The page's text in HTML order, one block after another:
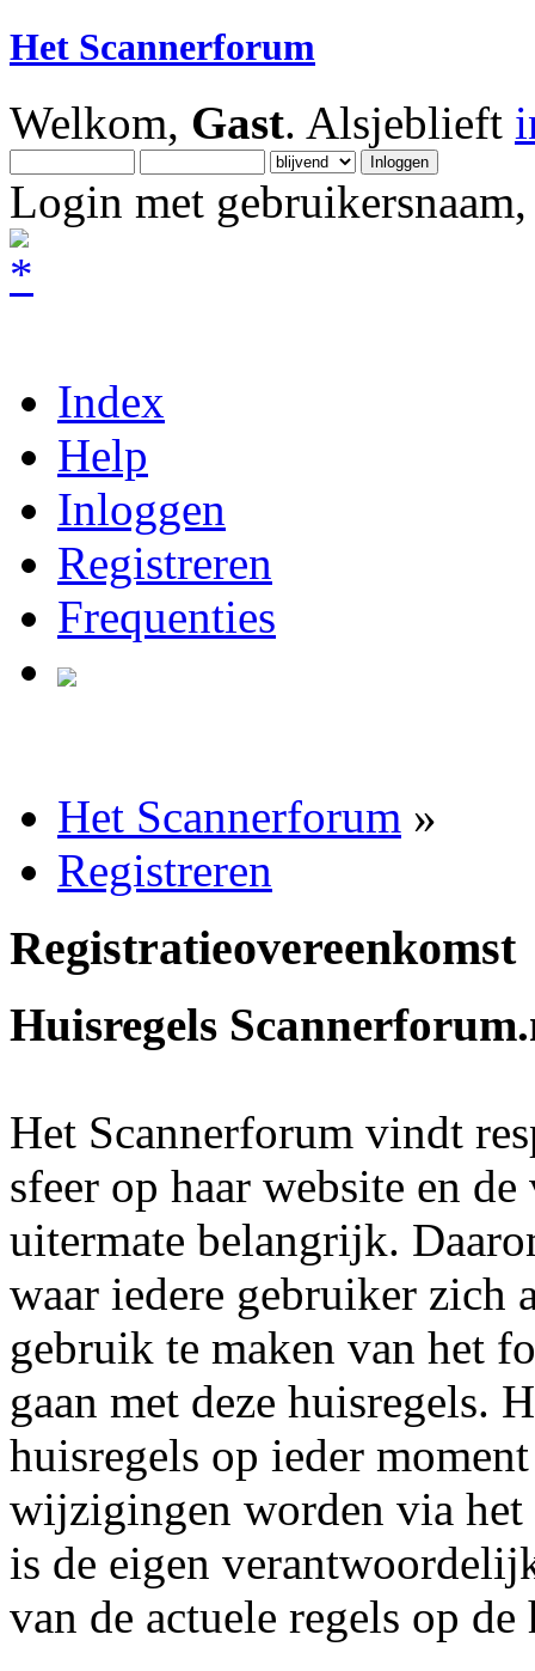
Het Scannerforum
Welkom, Gast. Alsjeblieft
Login met
Index
Help
Inloggen
Registreren
Frequenties
Het Scannerforum »
Registreren
Registratieovereenkomst
Huisregels
Het Scannerforum vindt
sfeer op haar website en
uitermate belangrijk.
waar iedere gebruiker zich
gebruik te maken van het
gaan met deze huisregels.
huisregels op ieder
wijzigingen worden via het
is de eigen
van de actuele regels op